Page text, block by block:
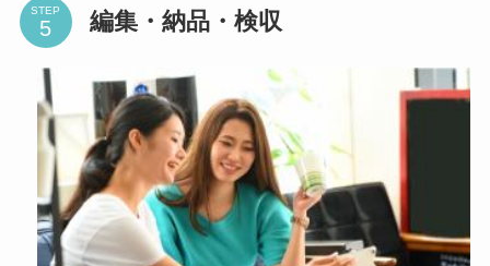
STEP 編集・納品・検収